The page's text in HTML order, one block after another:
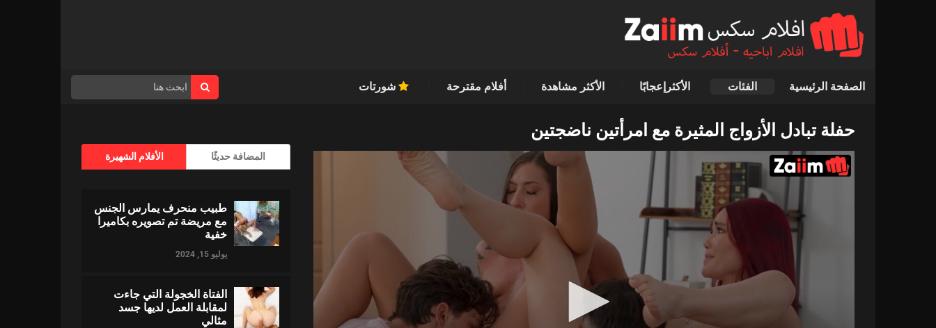
الصفحة الرئيسية الفئات الأكثرإعجابًا الأكثر مشاهدة أفلام مقترحة شورتات
حفلة تبادل الأزواج المثيرة مع امرأتين ناضجتين
الأفلام الشهيرة المضافة حديثًا
طبيب منحرف يمارس الجنس
مع مريضة تم تصويره بكاميرا
خفية
يوليو 15, 2024
الفتاة الخجولة التي جاءت
لمقابلة العمل لديها جسد
مثالي